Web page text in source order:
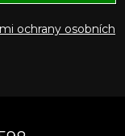
ochrany osobních